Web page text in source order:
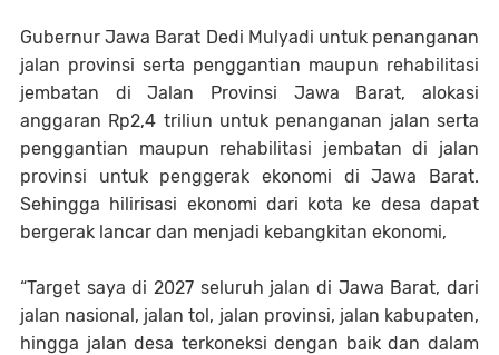
Gubernur Jawa Barat Dedi Mulyadi untuk penanganan
jalan provinsi serta penggantian maupun rehabilitasi
jembatan di Jalan Provinsi Jawa Barat, alokasi
anggaran Rp2,4 triliun untuk penanganan jalan serta
penggantian maupun rehabilitasi jembatan di jalan
provinsi untuk penggerak ekonomi di Jawa Barat.
Sehingga hilirisasi ekonomi dari kota ke desa dapat
bergerak lancar dan menjadi kebangkitan ekonomi,
“Target saya di 2027 seluruh jalan di Jawa Barat, dari
jalan nasional, jalan tol, jalan provinsi, jalan kabupaten,
hingga jalan desa terkoneksi dengan baik dan dalam